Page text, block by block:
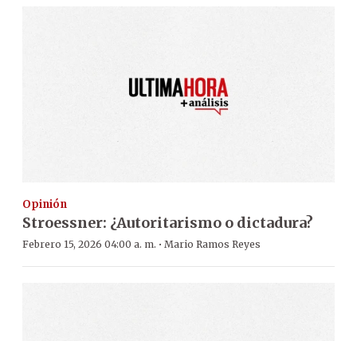
Opinión
Stroessner: ¿Autoritarismo o dictadura?
Febrero 15, 2026 04:00 a. m. · Mario Ramos Reyes